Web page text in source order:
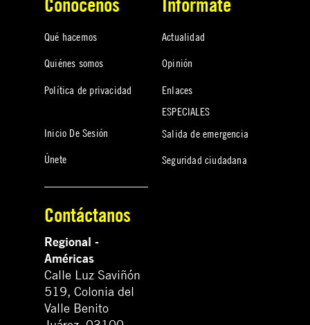
Qué hacemos
Quiénes somos
Política de privacidad
Inicio De Sesión
Únete
Actualidad
Opinión
Enlaces
ESPECIALES
Salida de emergencia
Seguridad ciudadana
Contáctanos
Regional -
Américas
Calle Luz Saviñón
519, Colonia del
Valle Benito